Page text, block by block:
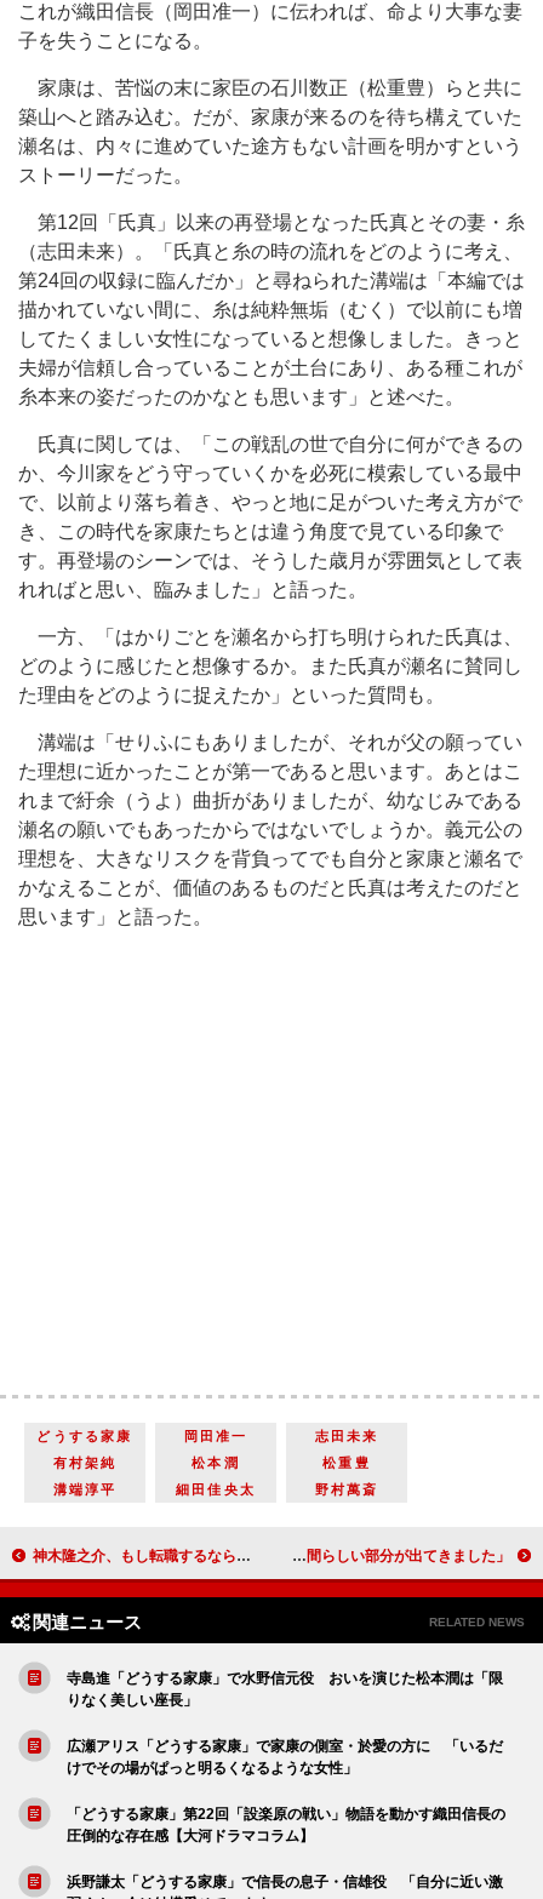
これが織田信長（岡田准一）に伝われば、命より大事な妻
子を失うことになる。
家康は、苦悩の末に家臣の石川数正（松重豊）らと共に
築山へと踏み込む。だが、家康が来るのを待ち構えていた
瀬名は、内々に進めていた途方もない計画を明かすという
ストーリーだった。
第12回「氏真」以来の再登場となった氏真とその妻・糸
（志田未来）。「氏真と糸の時の流れをどのように考え、
第24回の収録に臨んだか」と尋ねられた溝端は「本編では
描かれていない間に、糸は純粋無垢（むく）で以前にも増
してたくましい女性になっていると想像しました。きっと
夫婦が信頼し合っていることが土台にあり、ある種これが
糸本来の姿だったのかなとも思います」と述べた。
氏真に関しては、「この戦乱の世で自分に何ができるの
か、今川家をどう守っていくかを必死に模索している最中
で、以前より落ち着き、やっと地に足がついた考え方がで
き、この時代を家康たちとは違う角度で見ている印象で
す。再登場のシーンでは、そうした歳月が雰囲気として表
れればと思い、臨みました」と語った。
一方、「はかりごとを瀬名から打ち明けられた氏真は、
どのように感じたと想像するか。また氏真が瀬名に賛同し
た理由をどのように捉えたか」といった質問も。
溝端は「せりふにもありましたが、それが父の願ってい
た理想に近かったことが第一であると思います。あとはこ
れまで紆余（うよ）曲折がありましたが、幼なじみである
瀬名の願いでもあったからではないでしょうか。義元公の
理想を、大きなリスクを背負ってでも自分と家康と瀬名で
かなえることが、価値のあるものだと氏真は考えたのだと
思います」と語った。
どうする家康 岡田准一
志田未来
有村架純
松本潤
松重豊
溝端淳平
細田佳央太 野村萬斎
神木隆之介、もし転職するなら「車掌さん」 松山ケンイチ「神木くんを撮る専門の撮り鉄」 古川琴音「どうする家康」でミステリアスな巫女・千代役 瀨名との出会いで「千代にも人間らしい部分が出てきました」
関連ニュース RELATED NEWS
寺島進「どうする家康」で水野信元役 おいを演じた松本潤は「限
りなく美しい座長」
広瀬アリス「どうする家康」で家康の側室・於愛の方に 「いるだ
けでその場がぱっと明るくなるような女性」
「どうする家康」第22回「設楽原の戦い」物語を動かす織田信長の
圧倒的な存在感【大河ドラマコラム】
浜野謙太「どうする家康」で信長の息子・信雄役 「自分に近い激